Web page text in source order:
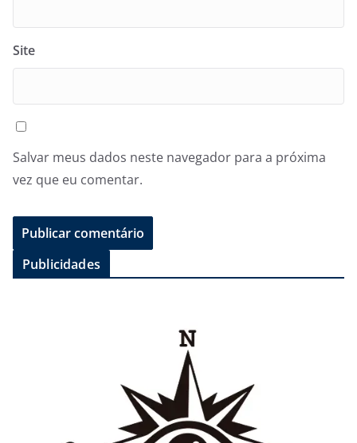
Site
Salvar meus dados neste navegador para a próxima
vez que eu comentar.
Publicidades